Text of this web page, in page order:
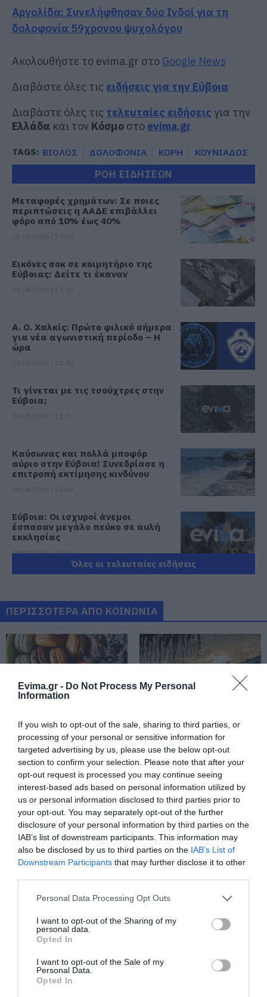
Evima.gr - Do Not Process My Personal
Information
If you wish to opt-out of the sale, sharing to third parties, or
processing of your personal or sensitive information for
targeted advertising by us, please use the below opt-out
section to confirm your selection. Please note that after your
opt-out request is processed you may continue seeing
interest-based ads based on personal information utilized by
us or personal information disclosed to third parties prior to
your opt-out. You may separately opt-out of the further
disclosure of your personal information by third parties on the
IAB’s list of downstream participants. This information may
also be disclosed by us to third parties on the IAB’s List of
Downstream Participants that may further disclose it to other
Please note that this website/app uses one or more Google
not limited to your visit or usage behaviour. You may click to
grant or deny consent to Google and its third-party tags to
use your data for below specified purposes in below Google
consent section.
Personal Data Processing Opt Outs
I want to opt-out of the Sharing of my
personal data.
Opted In
I want to opt-out of the Sale of my
Personal Data.
Opted In
Αργολίδα: Συνελήφθησαν δύο Ινδοί για τη
δολοφονία 59χρονου ψυχολόγου
Ακολουθήστε το evima.gr στο Google News
Διαβάστε όλες τις ειδήσεις για την Εύβοια
Διαβάστε όλες τις τελευταίες ειδήσεις για την
Ελλάδα και τον Κόσμο στο evima.gr
TAGS: ΒΙΟΛΟΣ ΔΟΛΟΦΟΝΙΑ ΚΟΡΗ ΚΟΥΝΙΑΔΟΣ
ΡΟΗ ΕΙΔΗΣΕΩΝ
Μεταφορές χρημάτων: Σε ποιες
περιπτώσεις η ΑΑΔΕ επιβάλλει
φόρο από 10% έως 40%
Εικόνες σοκ σε κοιμητήριο της
Εύβοιας: Δείτε τι έκαναν
Α. Ο. Χαλκίς: Πρώτο φιλικό σήμερα
για νέα αγωνιστική περίοδο – Η
ώρα
Τι γίνεται με τις τσούχτρες στην
Εύβοια;
Καύσωνας και πολλά μποφόρ
αύριο στην Εύβοια! Συνεδρίασε η
επιτροπή εκτίμησης κινδύνου
Εύβοια: Οι ισχυροί άνεμοι
έσπασαν μεγάλο πεύκο σε αυλή
εκκλησίας
08.08.2026 | 11:40
επέμβαση της CP COMPANY Ε.Ε.
08.08.2026 | 11:20
Αθλητικό σωματείο της Εύβοιας
εξέδωσε ανακοίνωση για το
βουλευτή Σίμο Κεδίκογλου- Τι
08.08.2026 | 11:00
ανάπλασης παραλίας – Η
καταγγελία που προκαλεί
αντιδράσεις
08.08.2026 | 10:20
Χωρίς Internet τώρα αυτό το
χωριό της Εύβοιας
08.08.2026 | 10:00
Εύβοια: Διακοπή ρεύματος αύριο
πολλές περιοχές- Πίνακας
Μητσοτάκης: Φαγητό και κρασί
σε γνωστό στέκι
08.08.2026 | 09:20
Συγκίνηση και βαθιά πίστη στην
Εύβοια! Τίμησαν τον Όσιο Ιωάννη
Όλες οι τελευταίες ειδήσεις
ΠΕΡΙΣΣΟΤΕΡΑ ΑΠΟ ΚΟΙΝΩΝΙΑ
Εορτολόγιο: Ποιοι
γιορτάζουν σήμερα,
Σάββατο 8 Αυγούστου
Ο καιρός αλλάζει
πρόσωπο: Έρχονται
40άρια μαζί με
θυελλώδη μελτέμια
Νέο τροχαίο με υλικές
Μητέρα και γιος οι
νεκροί από τη
σύγκρουση
φορτηγό